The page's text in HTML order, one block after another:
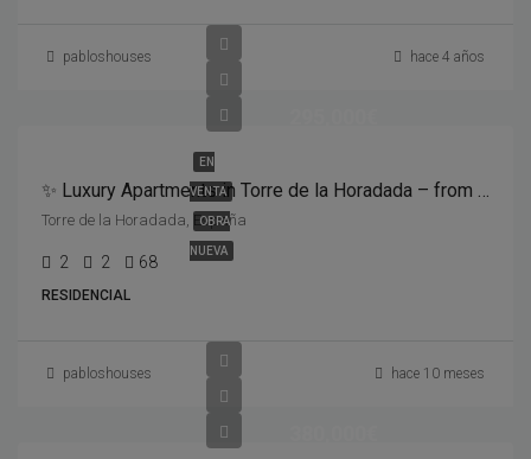
pabloshouses hace 4 años
EN
VENTA
OBRA
NUEVA
✨ Luxury Apartments in Torre de la Horadada – from €295,000 ✨
Torre de la Horadada, España
2 2 68
RESIDENCIAL
pabloshouses hace 10 meses